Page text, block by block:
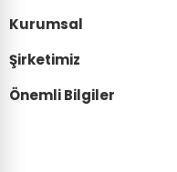
Kurumsal
Şirketimiz
Önemli Bilgiler